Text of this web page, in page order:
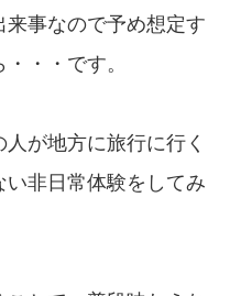
事なので予め想定す
・・です。
が地方に旅行に行く
非日常体験をしてみ